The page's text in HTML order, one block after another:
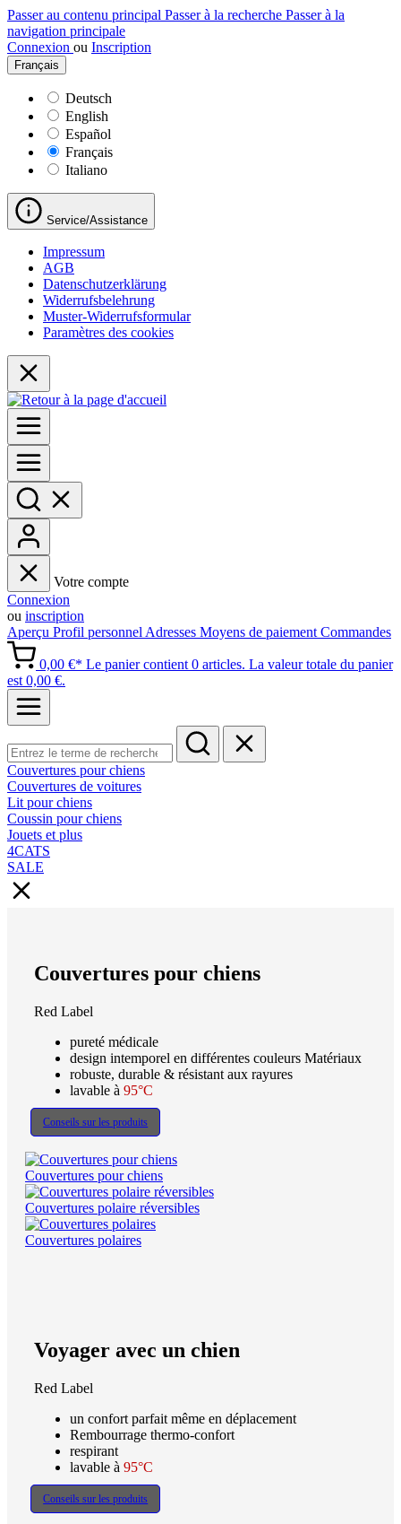
Passer au contenu principal Passer à la recherche Passer à la
navigation principale
Connexion ou Inscription
Français
Deutsch
English
Español
Français
Italiano
Service/Assistance
Impressum
AGB
Datenschutzerklärung
Widerrufsbelehrung
Muster-Widerrufsformular
Paramètres des cookies
Votre compte
Connexion
ou inscription
Aperçu Profil personnel Adresses Moyens de paiement Commandes
0,00 €* Le panier contient 0 articles. La valeur totale du panier
est 0,00 €.
Couvertures pour chiens
Couvertures de voitures
Lit pour chiens
Coussin pour chiens
Jouets et plus
4CATS
SALE
Couvertures pour chiens
Red Label
pureté médicale
design intemporel en différentes couleurs Matériaux
robuste, durable & résistant aux rayures
lavable à 95°C
Conseils sur les produits
Couvertures pour chiens
Couvertures polaire réversibles
Couvertures polaires
Voyager avec un chien
Red Label
un confort parfait même en déplacement
Rembourrage thermo-confort
respirant
lavable à 95°C
Conseils sur les produits